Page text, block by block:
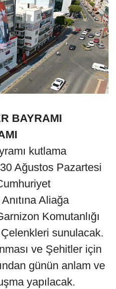
BAYRAMI
kutlama
Ağustos Pazartesi
Aliağa
Komutanlığı
sunulacak.
ve Şehitler için
günün anlam ve
yapılacak.